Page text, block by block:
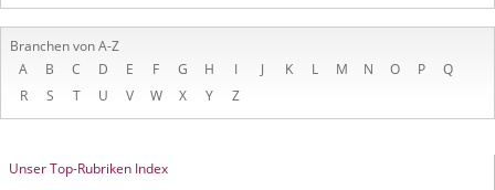
Branchen von A-Z
A
B C D E F G H I J K L M N O P
Q
R
S T U V W X Y Z
Unser Top-Rubriken Index